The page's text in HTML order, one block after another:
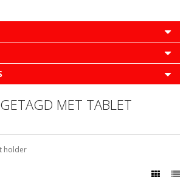
MET TABLET
holder